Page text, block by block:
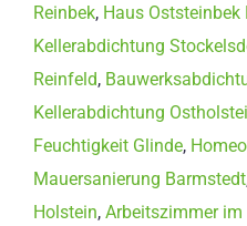
Reinbek, Haus Oststeinbek
Kellerabdichtung
Reinfeld,
Kellerabdichtung
Feuchtigkeit Glinde,
Mauersanierung Barmstedt
Holstein, Arbeitszimmer im